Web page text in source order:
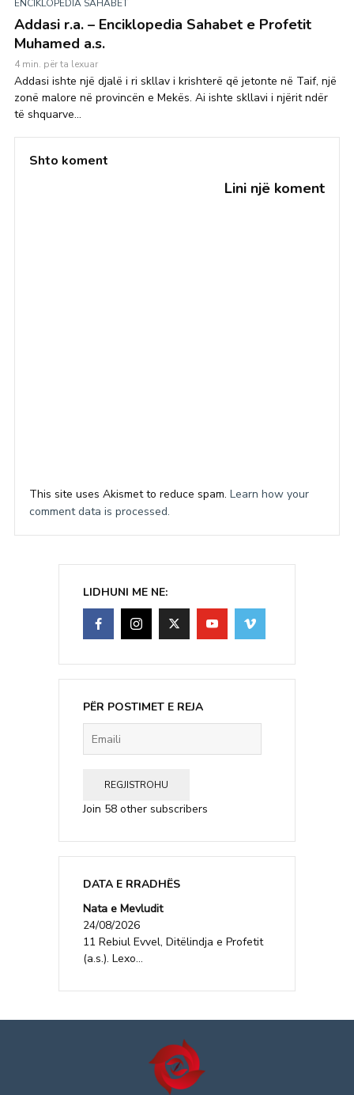
ENCIKLOPEDIA SAHABET
Addasi r.a. – Enciklopedia Sahabet e Profetit
Muhamed a.s.
4 min. për ta lexuar
Addasi ishte një djalë i ri skllav i krishterë që jetonte në Taif, një
zonë malore në provincën e Mekës. Ai ishte skllavi i njërit ndër
të shquarve...
Shto koment
Lini një koment
This site uses Akismet to reduce spam. Learn how your
comment data is processed.
LIDHUNI ME NE:
PËR POSTIMET E REJA
REGJISTROHU
Join 58 other subscribers
DATA E RRADHËS
Nata e Mevludit
24/08/2026
11 Rebiul Evvel, Ditëlindja e Profetit
(a.s.). Lexo...